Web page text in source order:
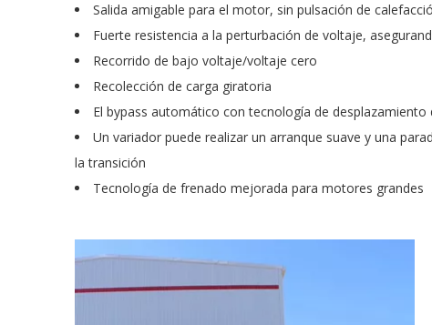
Salida amigable para el motor, sin pulsación de
Fuerte resistencia a la perturbación de voltaje,
Recorrido de bajo voltaje/voltaje cero
Recolección de carga giratoria
El bypass automático con tecnología de
Un variador puede realizar un arranque suave y una
la transición
Tecnología de frenado mejorada para motores grandes